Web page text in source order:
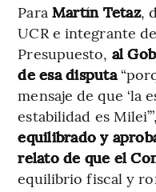
Para Martín Tetaz,
UCR e integrante
Presupuesto, al
de esa disputa
mensaje de que ‘la
estabilidad es
equilibrado y
relato de que el
equilibrio fiscal y